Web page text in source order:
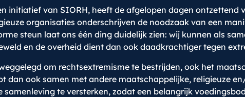
initiatief van SIORH, heeft de afgelopen dagen
organisaties onderschrijven de noodzaak van een
steun laat ons één ding duidelijk zien: wij kunnen als
en de overheid dient dan ook daadkrachtiger tegen
om rechtsextremisme te bestrijden, ook het
dan ook samen met andere maatschappelijke, religieuze
te versterken, zodat een belangrijk